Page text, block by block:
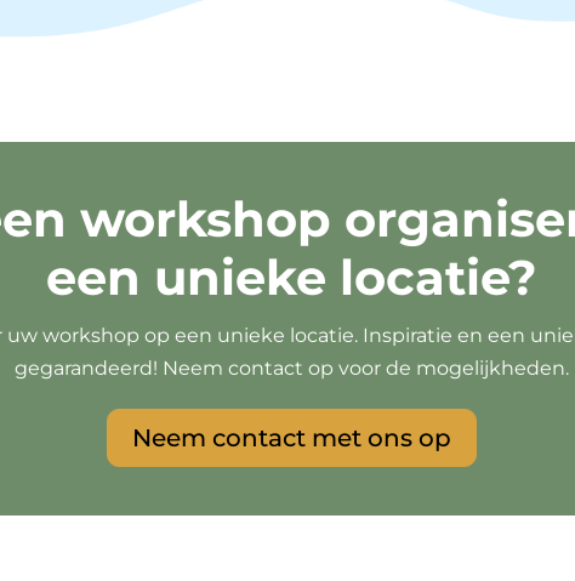
workshop
een unieke locatie?
uw workshop op een unieke locatie. Inspiratie en een
gegarandeerd! Neem contact op voor de mogelijkheden.
Neem contact met ons op